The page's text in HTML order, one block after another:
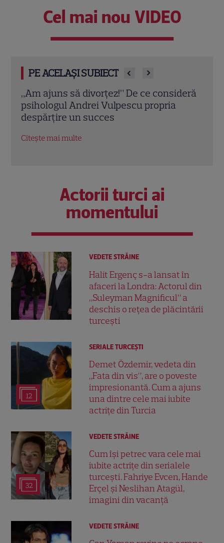
Cel mai nou VIDEO
PE ACELAȘI SUBIECT
Eva Pavel nu ia vacanță! Realizatoarea
emisiunii „Apel la Consilier” pregătește
un nou sezon intens la Kanal D
Citește mai multe
Actorii turci ai
momentului
VEDETE STRĂINE
Halit Ergenç s-a lansat în
afaceri la Londra: Actorul din
„Suleyman Magnificul” a
deschis o rețea de plăcintării
turcești
12
SERIALE TURCEŞTI
Demet Özdemir, vedeta din
„Fata din vis”, are o poveste
impresionantă. Cum a ajuns
una dintre cele mai iubite
actrițe din Turcia
32
VEDETE STRĂINE
Cum își petrec vara cele mai
iubite actrițe din serialele
turcești. Fahriye Evcen, Hande
Erçel și Neslihan Atagül,
imagini din vacanță
VEDETE STRĂINE